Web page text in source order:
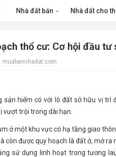
Nhà đất bán Nhà đất cho
thổ cư: Cơ hội đầu tư
muabannhadat.com
sản hiếm có với lô đất sở hữu vị trí
trội trong dài hạn.
ở một khu vực có hạ tầng giao
còn được quy hoạch là đất ở, mở
sử dụng linh hoạt trong tương